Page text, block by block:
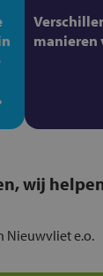
manieren
wij
Nieuwvliet e.o.